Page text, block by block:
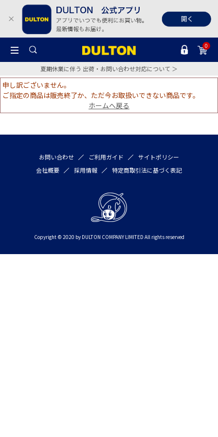
0
夏期休業に伴う 出荷・お問い合わせ対応について ＞
申し訳ございません。
ご指定の商品は販売終了か、ただ今お取扱いできない商品です。
ホームへ戻る
お問い合わせ ご利用ガイド
サイトポリシー
会社概要
採用情報 特定商取引法に基づく表記
Copyright © 2020 by DULTON COMPANY LIMITED All rights reserved